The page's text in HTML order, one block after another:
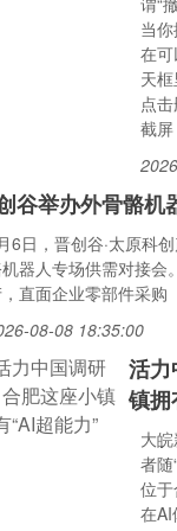
当
在
天
点
截屏
谷举办外骨骼机
6日，晋创谷·太原科
器人专场供需对接会
直面企业零部件采购
08-08 18:35:00
活
镇拥
大
者随
位于
在AI